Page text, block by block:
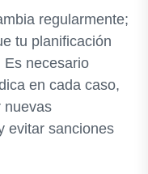
regularmente;
tu planificación
Es necesario
en cada caso,
nuevas
evitar sanciones